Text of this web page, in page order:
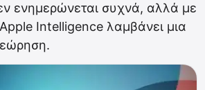
ενημερώνεται συχνά, αλλά με
Intelligence λαμβάνει μια